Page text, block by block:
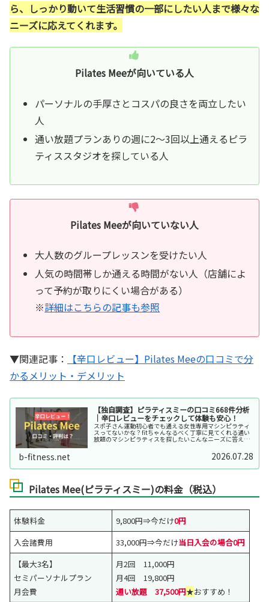
ら、しっかり動いて生活習慣の一部にしたい人まで様々な
ニーズに応えてくれます。
Pilates Meeが向いている人
パーソナルの手厚さとコスパの良さを両立したい
人
通い放題プランありの週に2～3回以上通えるピラ
ティススタジオを探している人
Pilates Meeが向いていない人
大人数のグループレッスンを受けたい人
人気の時間帯しか通える時間がない人（店舗によ
って予約が取りにくい場合がある）
※詳細はこちらの記事も参照
▼関連記事：
【辛口レビュー】Pilates Meeの口コミで分
かるメリット・デメリット
【独自調査】ピラティスミーの口コミ668件分析
｜辛口レビューをチェックして体験も安心！
スポ子さん運動初心者でも通える女性専用マシンピラティ
スってないかな？fitちゃんなるべく丁寧に見てくれる通い
放題のマシンピラティスを探したいこんなニーズに答えま
b-fitness.net 2026.07.28
Pilates Mee(ピラティスミー)の料金（税込）
体験料金 9,800円⇒今だけ0円
入会諸費用
33,000円⇒今だけ当日入会の場合0円
【最大3名】
セミパーソナルプラン
月会費
月2回 11,000円
月4回 19,800円
通い放題 37,500円★おすすめ！